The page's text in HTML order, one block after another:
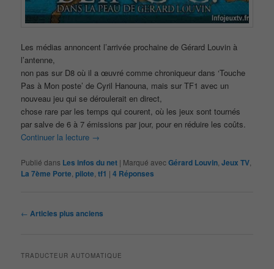
Les médias annoncent l’arrivée prochaine de Gérard Louvin à
l’antenne,
non pas sur D8 où il a œuvré comme chroniqueur dans ‘Touche
Pas à Mon poste’ de Cyril Hanouna, mais sur TF1 avec un
nouveau jeu qui se déroulerait en direct,
chose rare par les temps qui courent, où les jeux sont tournés
par salve de 6 à 7 émissions par jour, pour en réduire les coûts.
Continuer la lecture →
Publié dans Les infos du net | Marqué avecGérard Louvin ,Jeux TV
La 7ème Porte ,pilote ,tf1 |4 Réponses
Navigation
← Articles plus anciens
TRADUCTEUR AUTOMATIQUE